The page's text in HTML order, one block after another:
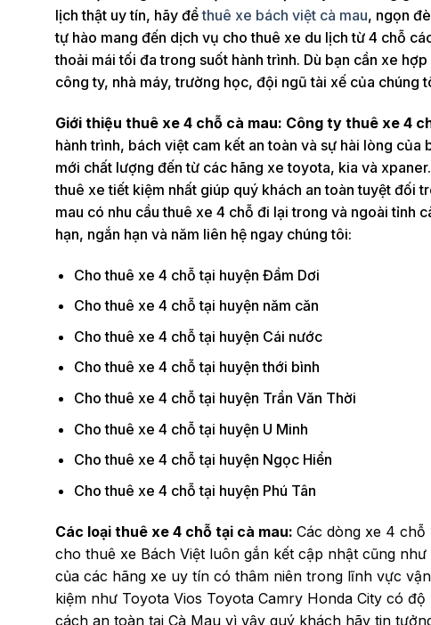
lịch thật uy tín, hãy đểthuê xe bách việt cà mau, ngọn
tự hào mang đến dịch vụ cho thuê xe du lịch từ 4 chỗ
thoải mái tối đa trong suốt hành trình. Dù bạn cần xe
công ty, nhà máy, trường học, đội ngũ tài xế của chúng
Giới thiệu thuê xe 4 chỗ cà mau: Công ty thuê xe 4
hành trình, bách việt cam kết an toàn và sự hài lòng
mới chất lượng đến từ các hãng xe toyota, kia và
thuê xe tiết kiệm nhất giúp quý khách an toàn tuyệt đối
mau có nhu cầu thuê xe 4 chỗ đi lại trong và ngoài tỉnh
hạn, ngắn hạn và năm liên hệ ngay chúng tôi:
Cho thuê xe 4 chỗ tại huyện Đầm Dơi
Cho thuê xe 4 chỗ tại huyện năm căn
Cho thuê xe 4 chỗ tại huyện Cái nước
Cho thuê xe 4 chỗ tại huyện thới bình
Cho thuê xe 4 chỗ tại huyện Trần Văn Thời
Cho thuê xe 4 chỗ tại huyện U Minh
Cho thuê xe 4 chỗ tại huyện Ngọc Hiển
Cho thuê xe 4 chỗ tại huyện Phú Tân
Các loại thuê xe 4 chỗ tại cà mau: Các dòng xe 4
cho thuê xe Bách Việt luôn gắn kết cập nhật cũng
của các hãng xe uy tín có thâm niên trong lĩnh vực
kiệm như Toyota Vios Toyota Camry Honda City có
cách an toàn tại Cà Mau vì vậy quý khách hãy tin